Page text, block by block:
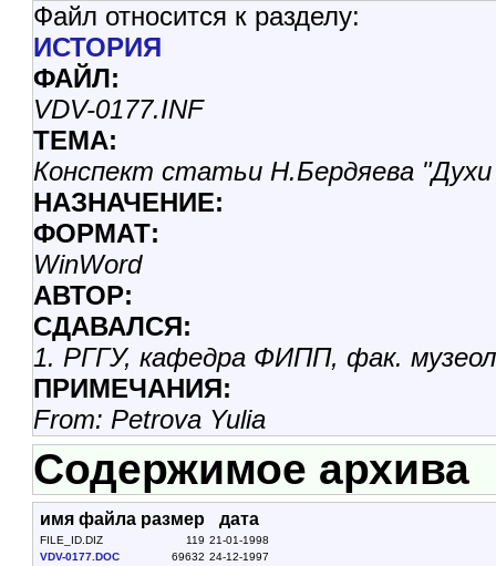
Файл относится к разделу:
ИСТОРИЯ
ФАЙЛ:
VDV-0177.INF
ТЕМА:
Конспект статьи Н.Бердяева "Духи
НАЗHАЧЕНИЕ:
ФОРМАТ:
WinWord
АВТОР:
СДАВАЛСЯ:
1. РГГУ, кафедра ФИПП, фак.
ПРИМЕЧАНИЯ:
From: Petrova Yulia
Содержимое архива
имя файла размер дата
FILE_ID.DIZ 119 21-01-1998
VDV-0177.DOC
69632 24-12-1997